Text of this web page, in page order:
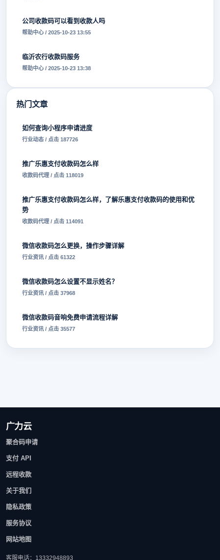
公司收款码可以看到收款人吗
帮助中心 / 2025-10-23 13:55
临沂农行收款码服务
帮助中心 / 2025-10-23 13:38
热门文章
如何查询小程序申请进度
行业动态 / 点击 187726
推广乐惠支付收款码怎么样
收款码代理 / 点击 118019
推广乐惠支付收款码怎么样，了解乐惠支付收款码的使用和优
势
收款码代理 / 点击 114091
微信收款码怎么更换，操作步骤详解
行业资讯 / 点击 61322
微信收款码怎么设置不显示姓名？
行业资讯 / 点击 37968
微信收款码音响免费申请流程详解
行业资讯 / 点击 35577
广力云
聚合码申请
支付 API
远程收款
关于我们
隐私政策
服务协议
网站地图
客服电话：13332948893